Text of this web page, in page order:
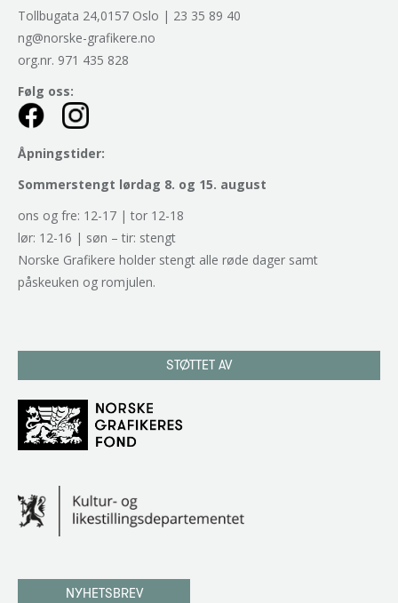
Tollbugata 24,0157 Oslo | 23 35 89 40
ng@norske-grafikere.no
org.nr. 971 435 828
Følg oss:
Åpningstider:
Sommerstengt lørdag 8. og 15. august
ons og fre: 12-17 | tor 12-18
lør: 12-16 | søn – tir: stengt
Norske Grafikere holder stengt alle røde dager samt
påskeuken og romjulen.
STØTTET AV
NYHETSBREV